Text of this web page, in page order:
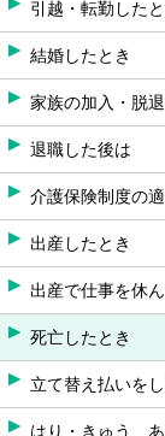
引越・転勤したと
結婚したとき
家族の加入・脱
退職した後は
介護保険制度の
出産したとき
出産で仕事を休
死亡したとき
立て替え払いを
はり・きゅう、